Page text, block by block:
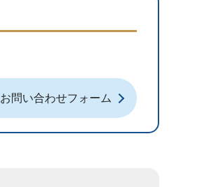
お問い合わせフォーム